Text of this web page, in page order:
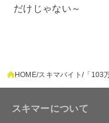
だけじゃない～
HOME スキマバイト 「103
スキマーについて